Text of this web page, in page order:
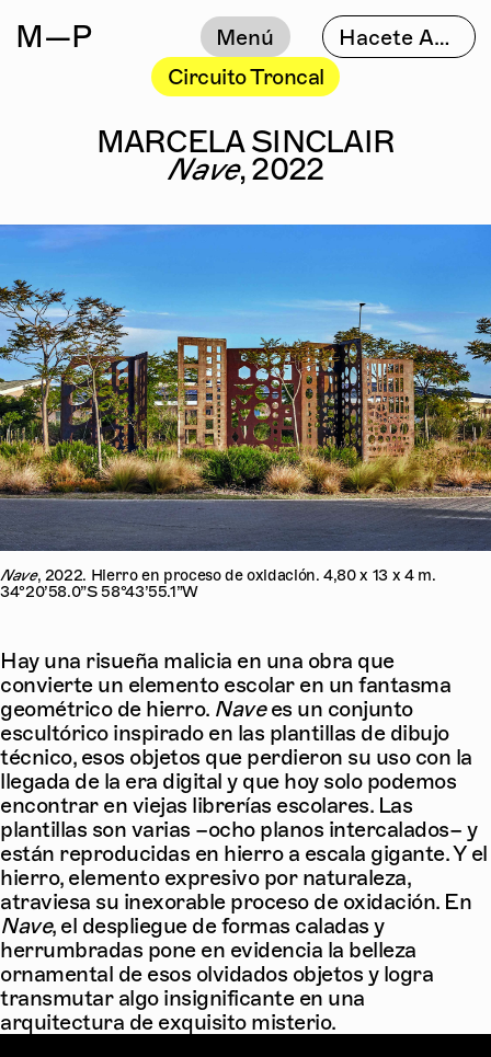
M—P Menú
Hacete Amigo
Circuito Troncal
MARCELA SINCLAIR
Nave, 2022
Nave, 2022. Hierro en proceso de oxidación. 4,80 x 13 x 4 m.
34°20’58.0”S 58°43’55.1”W
Hay una risueña malicia en una obra que
convierte un elemento escolar en un fantasma
geométrico de hierro. Navees un conjunto
escultórico inspirado en las plantillas de dibujo
técnico, esos objetos que perdieron su uso con la
llegada de la era digital y que hoy solo podemos
encontrar en viejas librerías escolares. Las
plantillas son varias –ocho planos intercalados– y
están reproducidas en hierro a escala gigante. Y el
hierro, elemento expresivo por naturaleza,
atraviesa su inexorable proceso de oxidación. En
Nave, el despliegue de formas caladas y
herrumbradas pone en evidencia la belleza
ornamental de esos olvidados objetos y logra
transmutar algo insignificante en una
arquitectura de exquisito misterio.